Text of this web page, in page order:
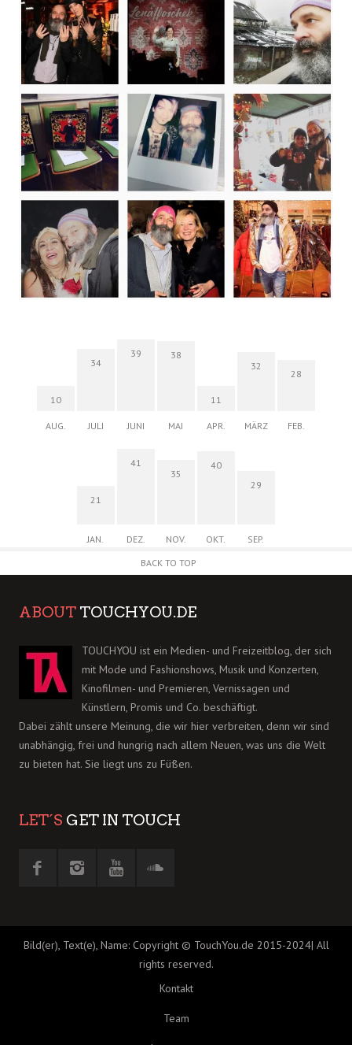
10
AUG.
34
JULI
39
JUNI
38
MAI
11
APR.
32
MÄRZ
28
FEB.
21
JAN.
41
DEZ.
35
NOV.
40
OKT.
29
SEP.
BACK TO TOP
ABOUT TOUCHYOU.DE
TOUCHYOU ist ein Medien- und Freizeitblog, der sich
mit Mode und Fashionshows, Musik und Konzerten,
Kinofilmen- und Premieren, Vernissagen und
Künstlern, Promis und Co. beschäftigt.
Dabei zählt unsere Meinung, die wir hier verbreiten, denn wir sind
unabhängig, frei und hungrig nach allem Neuen, was uns die Welt
zu bieten hat. Sie liegt uns zu Füßen.
LET´S GET IN TOUCH
Bild(er), Text(e), Name: Copyright © TouchYou.de 2015-2024| All
rights reserved.
Kontakt
Team